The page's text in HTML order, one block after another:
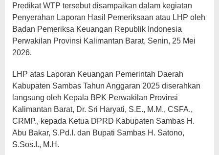
Predikat WTP tersebut disampaikan dalam kegiatan
Penyerahan Laporan Hasil Pemeriksaan atau LHP oleh
Badan Pemeriksa Keuangan Republik Indonesia
Perwakilan Provinsi Kalimantan Barat, Senin, 25 Mei
2026.
LHP atas Laporan Keuangan Pemerintah Daerah
Kabupaten Sambas Tahun Anggaran 2025 diserahkan
langsung oleh Kepala BPK Perwakilan Provinsi
Kalimantan Barat, Dr. Sri Haryati, S.E., M.M., CSFA.,
CRMP., kepada Ketua DPRD Kabupaten Sambas H.
Abu Bakar, S.Pd.I. dan Bupati Sambas H. Satono,
S.Sos.I., M.H.